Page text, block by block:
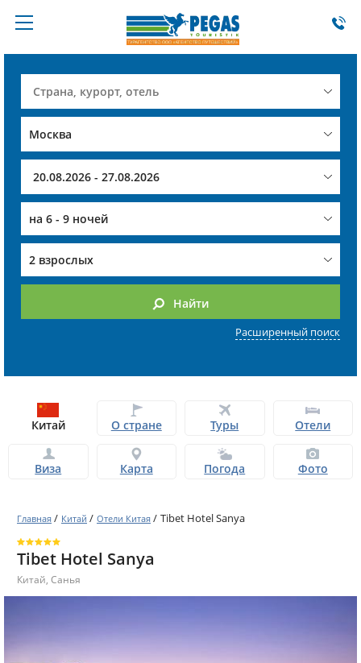
на 6 - 9 ночей
2 взрослых
Найти
Расширенный поиск
Китай О стране Туры Отели
Виза Карта Погода Фото
Главная / Китай / Отели Китая / Tibet Hotel Sanya
Tibet Hotel Sanya
Китай, Санья